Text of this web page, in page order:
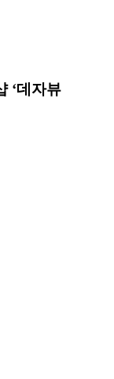
‘데자뷰